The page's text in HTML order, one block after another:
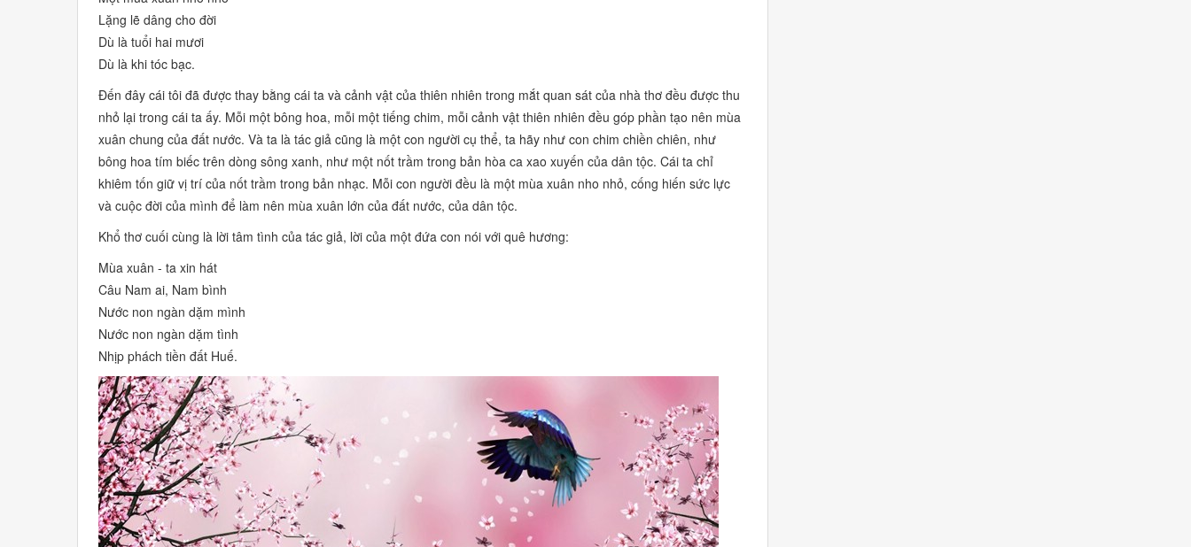
Lặng lẽ dâng cho đời
Dù là tuổi hai mươi
Dù là khi tóc bạc.
Đến đây cái tôi đã được thay bằng cái ta và cảnh vật của thiên nhiên trong mắt quan sát của nhà thơ đều được thu
nhỏ lại trong cái ta ấy. Mỗi một bông hoa, mỗi một tiếng chim, mỗi cảnh vật thiên nhiên đều góp phần tạo nên mùa
xuân chung của đất nước. Và ta là tác giả cũng là một con người cụ thể, ta hãy như con chim chiền chiên, như
bông hoa tím biếc trên dòng sông xanh, như một nốt trầm trong bản hòa ca xao xuyến của dân tộc. Cái ta chỉ
khiêm tốn giữ vị trí của nốt trầm trong bản nhạc. Mỗi con người đều là một mùa xuân nho nhỏ, cống hiến sức lực
và cuộc đời của mình để làm nên mùa xuân lớn của đất nước, của dân tộc.
Khổ thơ cuối cùng là lời tâm tình của tác giả, lời của một đứa con nói với quê hương:
Mùa xuân - ta xin hát
Câu Nam ai, Nam bình
Nước non ngàn dặm mình
Nước non ngàn dặm tình
Nhịp phách tiền đất Huế.